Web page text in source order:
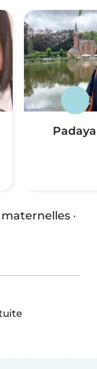
Padaya
·